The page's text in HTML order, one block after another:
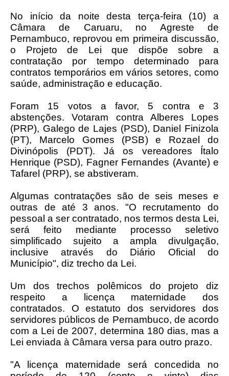
No início da noite desta terça-feira (10) a
Câmara de Caruaru, no Agreste de
Pernambuco, reprovou em primeira discussão,
o Projeto de Lei que dispõe sobre a
contratação por tempo determinado para
contratos temporários em vários setores, como
saúde, administração e educação.
Foram 15 votos a favor, 5 contra e 3
abstenções. Votaram contra Alberes Lopes
(PRP), Galego de Lajes (PSD), Daniel Finizola
(PT), Marcelo Gomes (PSB) e Rozael do
Divinópolis (PDT). Já os vereadores Ítalo
Henrique (PSD), Fagner Fernandes (Avante) e
Tafarel (PRP), se abstiveram.
Algumas contratações são de seis meses e
outras de até 3 anos. "O recrutamento do
pessoal a ser contratado, nos termos desta Lei,
será feito mediante processo seletivo
simplificado sujeito a ampla divulgação,
inclusive através do Diário Oficial do
Município", diz trecho da Lei.
Um dos trechos polêmicos do projeto diz
respeito a licença maternidade dos
contratados. O estatuto dos servidores dos
servidores públicos de Pernambuco, de acordo
com a Lei de 2007, determina 180 dias, mas a
Lei enviada à Câmara versa para outro prazo.
"A licença maternidade será concedida no